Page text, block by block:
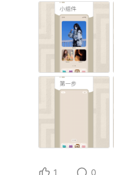
1 0